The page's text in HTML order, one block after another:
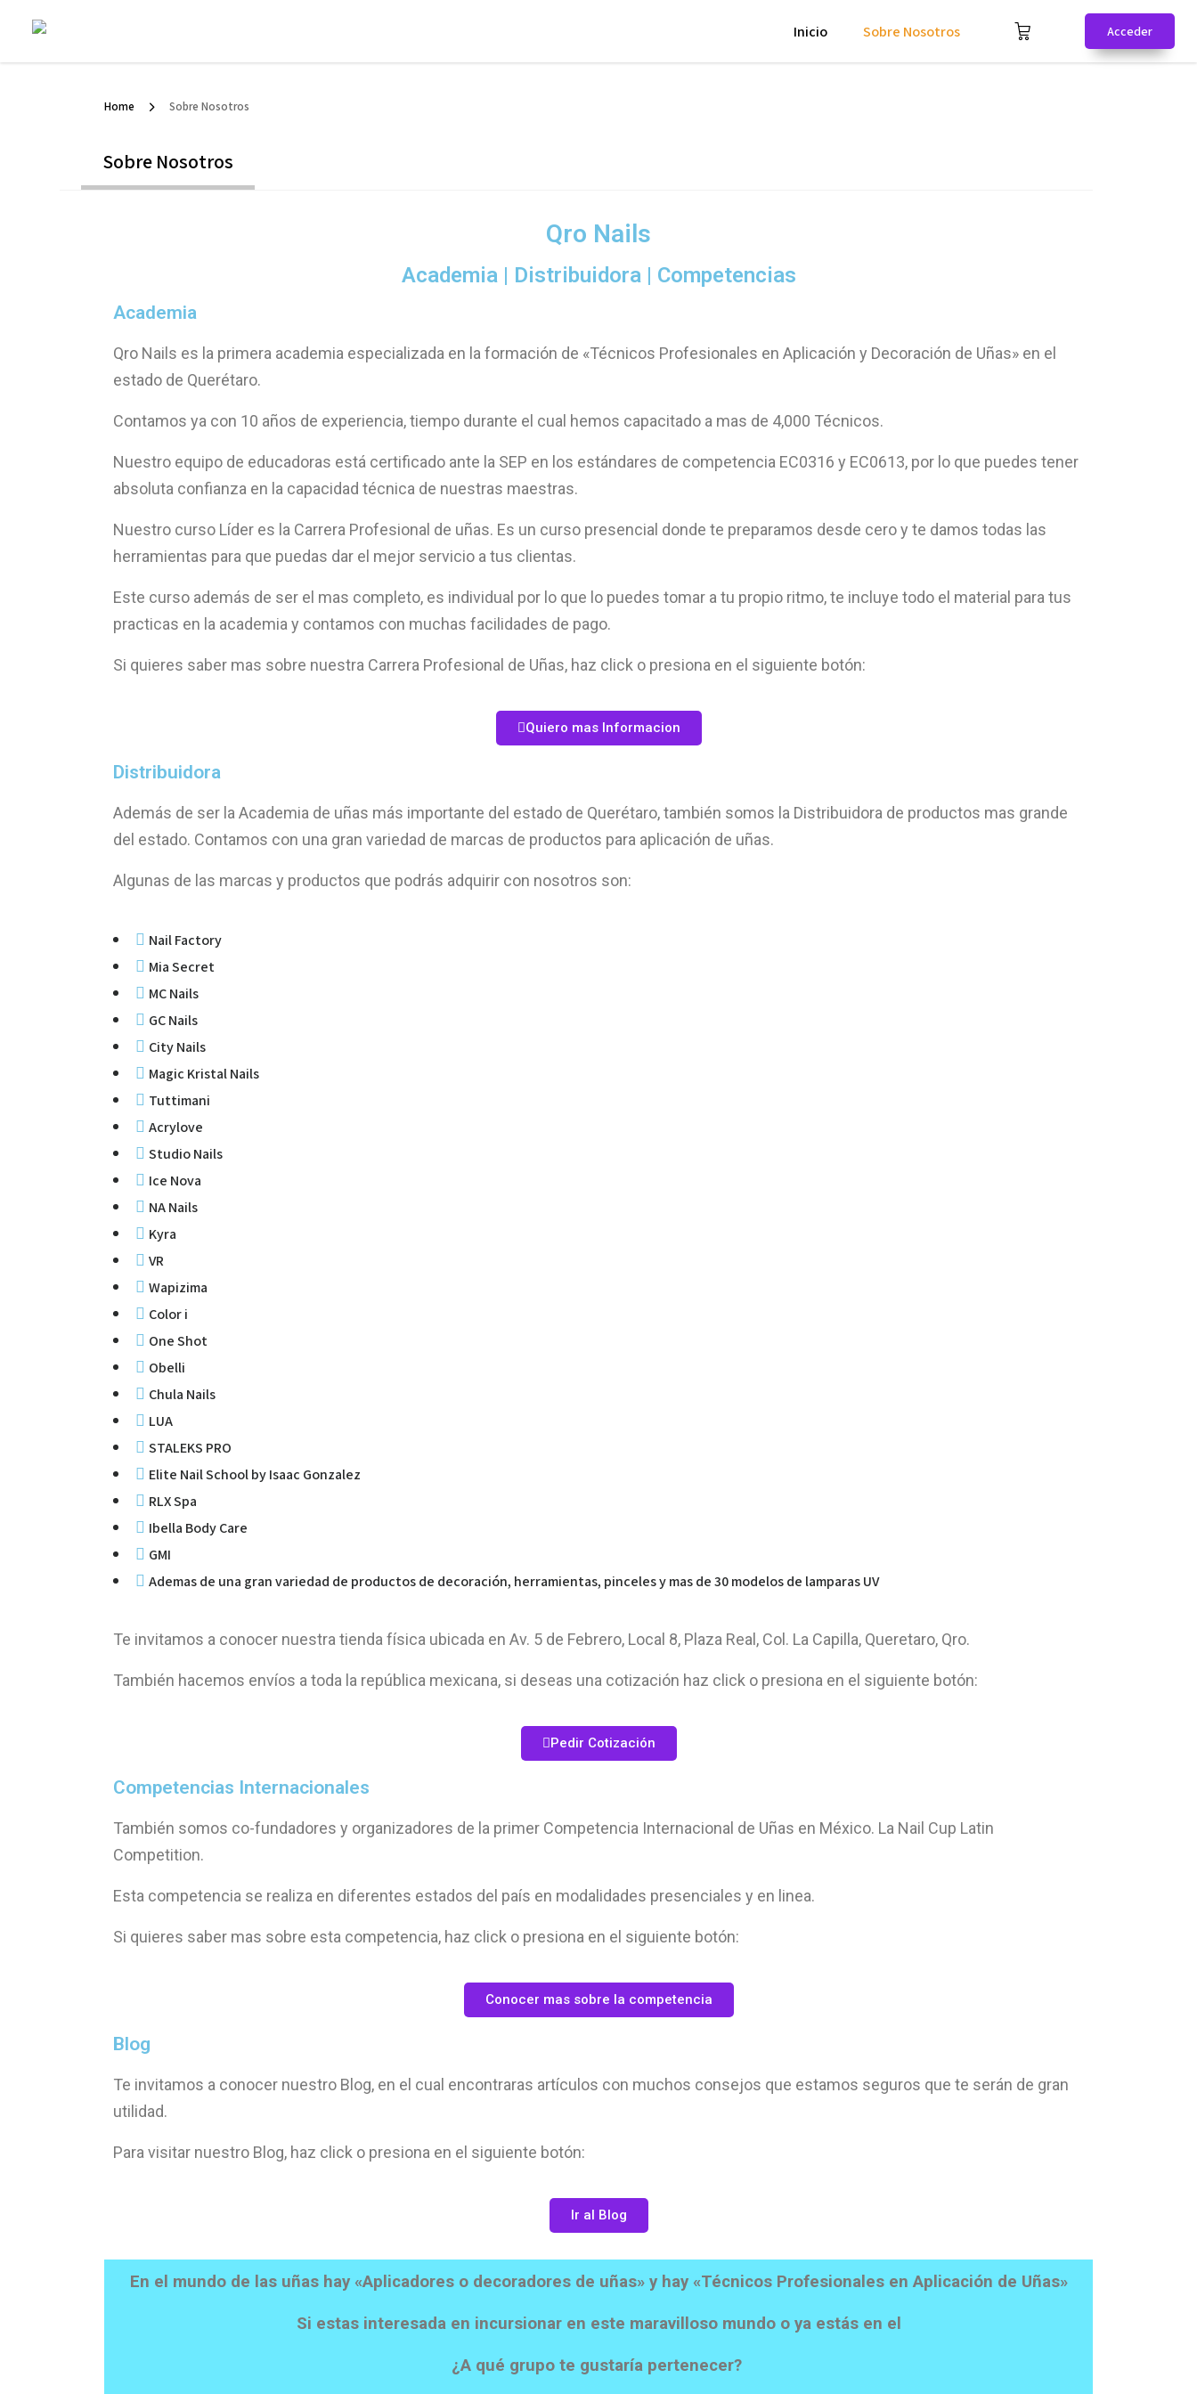
Inicio Sobre Nosotros Acceder
Home Sobre Nosotros
Sobre Nosotros
Qro Nails
Academia | Distribuidora | Competencias
Academia
Qro Nails es la primera academia especializada en la formación de «Técnicos Profesionales en Aplicación y Decoración de Uñas» en el
estado de Querétaro.
Contamos ya con 10 años de experiencia, tiempo durante el cual hemos capacitado a mas de 4,000 Técnicos.
Nuestro equipo de educadoras está certificado ante la SEP en los estándares de competencia EC0316 y EC0613, por lo que puedes tener
absoluta confianza en la capacidad técnica de nuestras maestras.
Nuestro curso Líder es la Carrera Profesional de uñas. Es un curso presencial donde te preparamos desde cero y te damos todas las
herramientas para que puedas dar el mejor servicio a tus clientas.
Este curso además de ser el mas completo, es individual por lo que lo puedes tomar a tu propio ritmo, te incluye todo el material para tus
practicas en la academia y contamos con muchas facilidades de pago.
Si quieres saber mas sobre nuestra Carrera Profesional de Uñas, haz click o presiona en el siguiente botón:
Quiero mas Informacion
Distribuidora
Además de ser la Academia de uñas más importante del estado de Querétaro, también somos la Distribuidora de productos mas grande
del estado. Contamos con una gran variedad de marcas de productos para aplicación de uñas.
Algunas de las marcas y productos que podrás adquirir con nosotros son:
Nail Factory
Mia Secret
MC Nails
GC Nails
City Nails
Magic Kristal Nails
Tuttimani
Acrylove
Studio Nails
Ice Nova
NA Nails
Kyra
VR
Wapizima
Color i
One Shot
Obelli
Chula Nails
LUA
STALEKS PRO
Elite Nail School by Isaac Gonzalez
RLX Spa
Ibella Body Care
GMI
Ademas de una gran variedad de productos de decoración, herramientas, pinceles y mas de 30 modelos de lamparas UV
Te invitamos a conocer nuestra tienda física ubicada en Av. 5 de Febrero, Local 8, Plaza Real, Col. La Capilla, Queretaro, Qro.
También hacemos envíos a toda la república mexicana, si deseas una cotización haz click o presiona en el siguiente botón:
Pedir Cotización
Competencias Internacionales
También somos co-fundadores y organizadores de la primer Competencia Internacional de Uñas en México. La Nail Cup Latin
Competition.
Esta competencia se realiza en diferentes estados del país en modalidades presenciales y en linea.
Si quieres saber mas sobre esta competencia, haz click o presiona en el siguiente botón:
Conocer mas sobre la competencia
Blog
Te invitamos a conocer nuestro Blog, en el cual encontraras artículos con muchos consejos que estamos seguros que te serán de gran
utilidad.
Para visitar nuestro Blog, haz click o presiona en el siguiente botón:
Ir al Blog
En el mundo de las uñas hay «Aplicadores o decoradores de uñas» y hay «Técnicos Profesionales en Aplicación de Uñas»
Si estas interesada en incursionar en este maravilloso mundo o ya estás en el
¿A qué grupo te gustaría pertenecer?